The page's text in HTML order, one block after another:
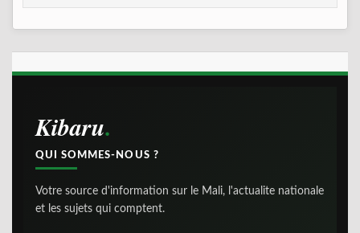
Kibaru
QUI SOMMES-NOUS ?
Votre source d'information sur le Mali, l'actualite nationale
et les sujets qui comptent.